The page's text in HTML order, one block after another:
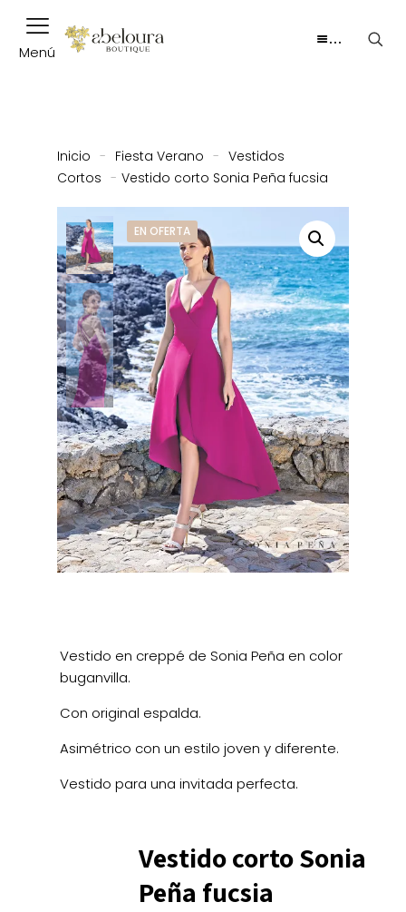
Menú
…
Inicio - Fiesta Verano - Vestidos
Cortos - Vestido corto Sonia Peña fucsia
EN OFERTA
Vestido en creppé de Sonia Peña en color
buganvilla.
Con original espalda.
Asimétrico con un estilo joven y diferente.
Vestido para una invitada perfecta.
Vestido corto Sonia
Peña fucsia